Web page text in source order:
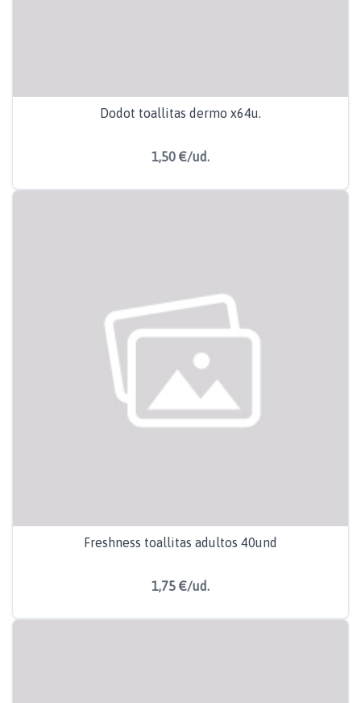
Dodot toallitas dermo x64u.
1,50 €/ud.
Freshness toallitas adultos 40und
1,75 €/ud.